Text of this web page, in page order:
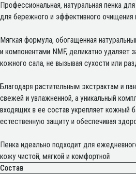
Профессиональная, натуральная пенка
для бережного и эффективного очищения
Мягкая формула, обогащенная
и компонентами NMF, деликатно удаляет
кожного сала, не вызывая сухости или
Благодаря растительным экстрактам и
свежей и увлажненной, а уникальный
входящих в ее состав укрепляет кожный
естественную защиту и обеспечивая
Пенка идеально подходит для
кожу чистой, мягкой и комфортной
Состав